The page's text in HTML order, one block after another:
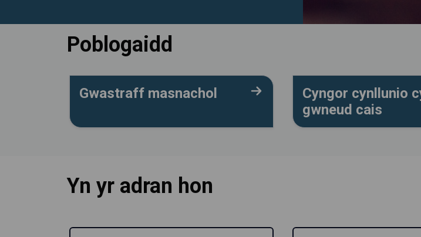
Poblogaidd
Gwastraff masnachol
Cyngor cynllunio
gwneud cais
Yn yr adran hon